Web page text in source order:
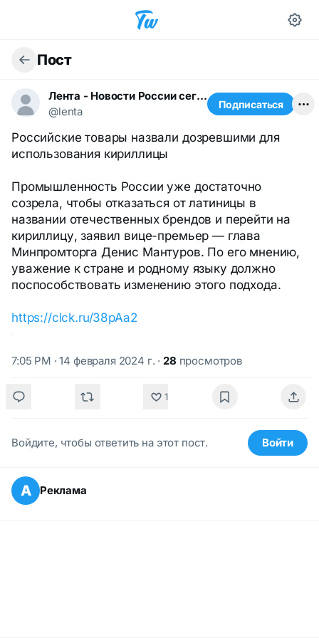
Пост
Лента - Новости России сегодня
@lenta
Подписаться
Российские товары назвали дозревшими для
использования кириллицы
Промышленность России уже достаточно
созрела, чтобы отказаться от латиницы в
названии отечественных брендов и перейти на
кириллицу, заявил вице-премьер — глава
Минпромторга Денис Мантуров. По его мнению,
уважение к стране и родному языку должно
поспособствовать изменению этого подхода.
https://clck.ru/38pAa2
7:05 PM · 14 февраля 2024 г. · 28 просмотров
1
Войдите, чтобы ответить на этот пост. Войти
А Реклама